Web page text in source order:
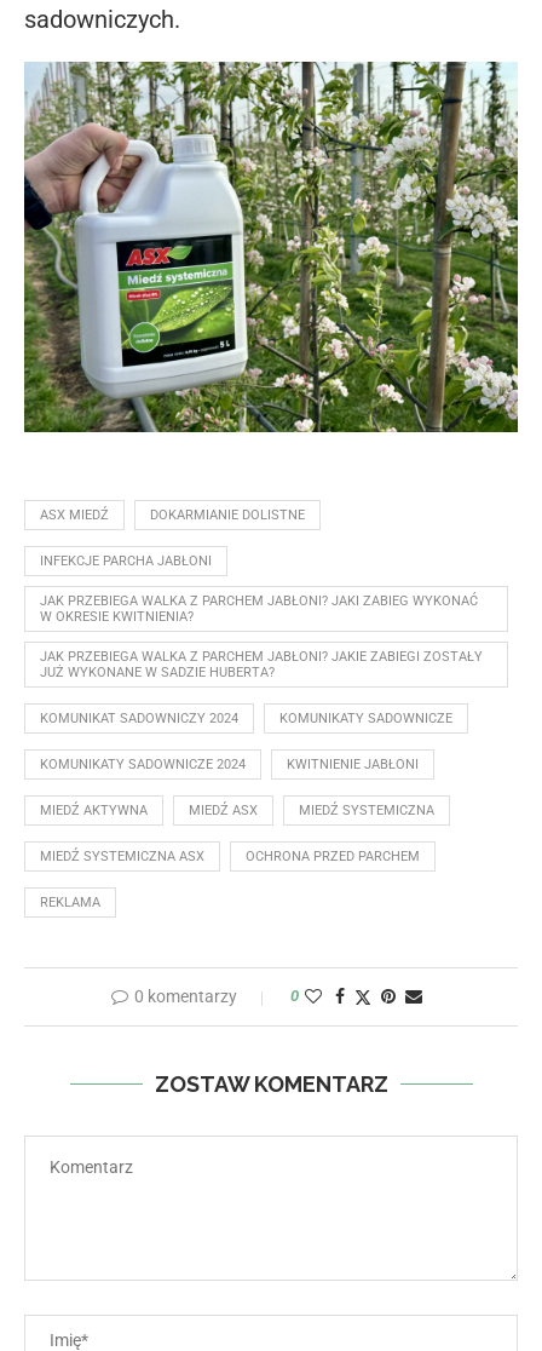
sadowniczych.
ASX MIEDŹ DOKARMIANIE DOLISTNE
INFEKCJE PARCHA JABŁONI
JAK PRZEBIEGA WALKA Z PARCHEM JABŁONI? JAKI ZABIEG WYKONAĆ
W OKRESIE KWITNIENIA?
JAK PRZEBIEGA WALKA Z PARCHEM JABŁONI? JAKIE ZABIEGI ZOSTAŁY
JUŻ WYKONANE W SADZIE HUBERTA?
KOMUNIKAT SADOWNICZY 2024 KOMUNIKATY SADOWNICZE
KOMUNIKATY SADOWNICZE 2024 KWITNIENIE JABŁONI
MIEDŹ AKTYWNA MIEDŹ ASX MIEDŹ SYSTEMICZNA
MIEDŹ SYSTEMICZNA ASX OCHRONA PRZED PARCHEM
REKLAMA
0 komentarzy 0
ZOSTAW KOMENTARZ